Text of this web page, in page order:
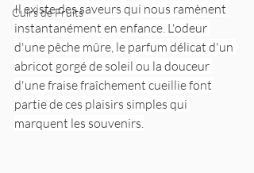
Cuirs de Fruits
Il existe des saveurs qui nous ramènent
instantanément en enfance. L'odeur
d'une pêche mûre, le parfum délicat d'un
abricot gorgé de soleil ou la douceur
d'une fraise fraîchement cueillie font
partie de ces plaisirs simples qui
marquent les souvenirs.